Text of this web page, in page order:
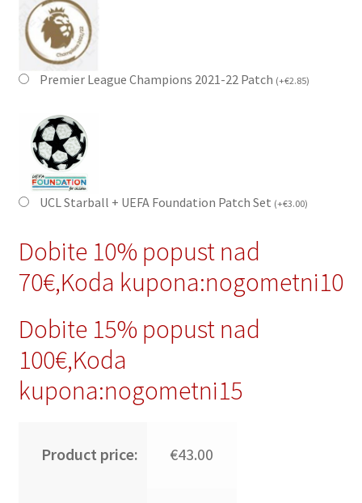
Premier League Champions 2021-22 Patch (+€2.85)
UCL Starball + UEFA Foundation Patch Set (+€3.00)
Dobite 10% popust nad
70€,Koda kupona:nogometni10
Dobite 15% popust nad
100€,Koda
kupona:nogometni15
Product price: €43.00